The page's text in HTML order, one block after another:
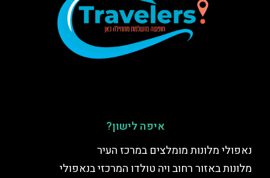
איפה לישון?
נאפולי מלונות מומלצים במרכז העיר
מלונות באזור רחוב ויה טולדו המרכזי בנאפולי